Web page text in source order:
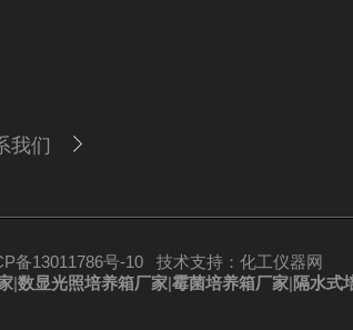
我们
备13011786号-10 技术支持： 化工仪器网
|数显光照培养箱厂家|霉菌培养箱厂家|隔水式